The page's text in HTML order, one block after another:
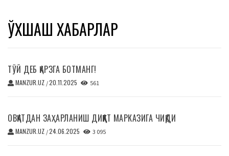
ЎХШАШ ХАБАРЛАР
ТЎЙ ДЕБ ҚАРЗГА БОТМАНГ!
MANZUR.UZ /20.11.2025 561
ОВҚАТДАН ЗАҲАРЛАНИШ ДИҚҚАТ МАРКАЗИГА ЧИҚДИ
MANZUR.UZ /24.06.2025 3 095